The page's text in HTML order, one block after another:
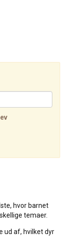
hvor barnet
temaer.
ud af, hvilket dyr